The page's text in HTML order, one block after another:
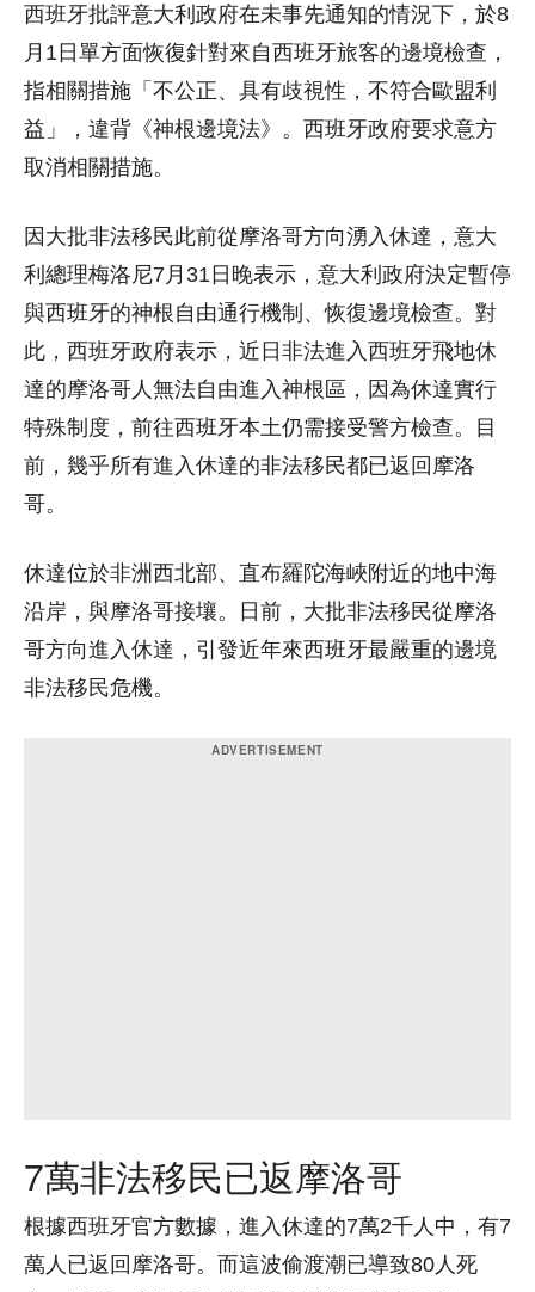
西班牙批評意大利政府在未事先通知的情況下，於8
月1日單方面恢復針對來自西班牙旅客的邊境檢查，
指相關措施「不公正、具有歧視性，不符合歐盟利
益」，違背《神根邊境法》。西班牙政府要求意方
取消相關措施。
因大批非法移民此前從摩洛哥方向湧入休達，意大
利總理梅洛尼7月31日晚表示，意大利政府決定暫停
與西班牙的神根自由通行機制、恢復邊境檢查。對
此，西班牙政府表示，近日非法進入西班牙飛地休
達的摩洛哥人無法自由進入神根區，因為休達實行
特殊制度，前往西班牙本土仍需接受警方檢查。目
前，幾乎所有進入休達的非法移民都已返回摩洛
哥。
休達位於非洲西北部、直布羅陀海峽附近的地中海
沿岸，與摩洛哥接壤。日前，大批非法移民從摩洛
哥方向進入休達，引發近年來西班牙最嚴重的邊境
非法移民危機。
7萬非法移民已返摩洛哥
根據西班牙官方數據，進入休達的7萬2千人中，有7
萬人已返回摩洛哥。而這波偷渡潮已導致80人死